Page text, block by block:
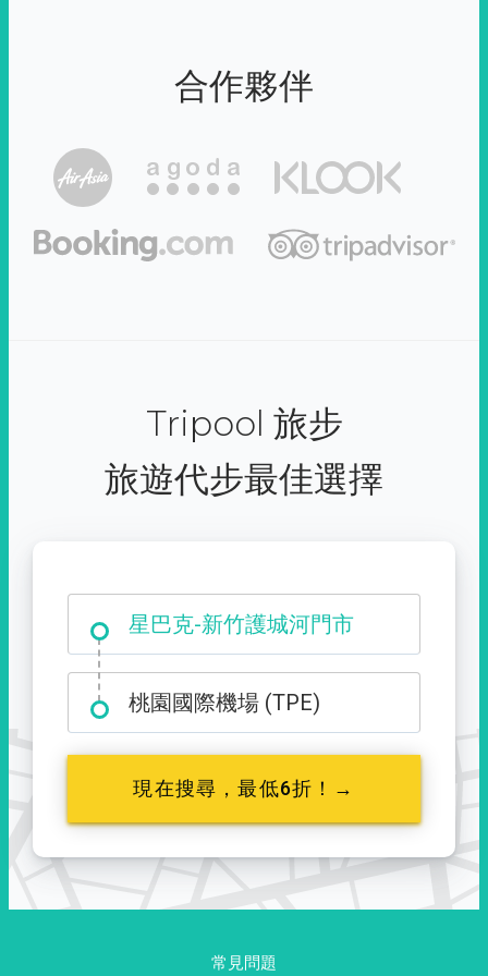
合作夥伴
Tripool 旅步
旅遊代步最佳選擇
大霸尖山登山口
桃園國際機場 (TPE)
現在搜尋，最低6折！→
常見問題